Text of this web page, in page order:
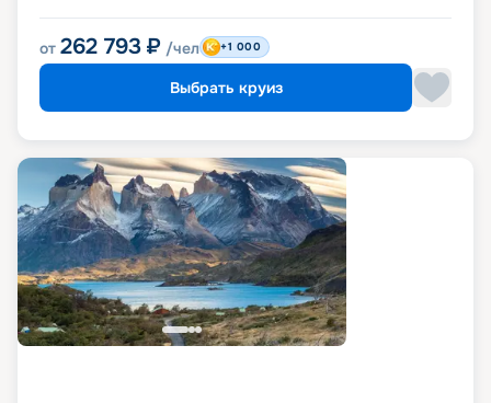
от 262 793 ₽ /чел +1 000
Выбрать круиз